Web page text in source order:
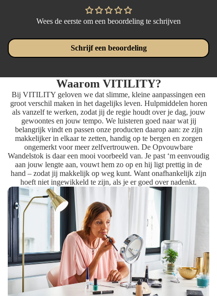
Wees de eerste om een beoordeling te schrijven
Schrijf een beoordeling
Waarom VITILITY?
Bij VITILITY geloven we dat slimme, kleine aanpassingen een
groot verschil maken in het dagelijks leven. Hulpmiddelen horen
als vanzelf te werken, zodat jij de regie houdt over je dag, jouw
gewoontes en jouw tempo. We luisteren goed naar wat jij
belangrijk vindt en passen onze producten daarop aan: ze zijn
makkelijker in elkaar te zetten, handig op te bergen en zorgen
ongemerkt voor meer zelfvertrouwen. De Opvouwbare
Wandelstok is daar een mooi voorbeeld van. Je past ‘m eenvoudig
aan jouw lengte aan, vouwt hem zo op en hij ligt prettig in de
hand – zodat jij makkelijk op weg kunt. Want onafhankelijk zijn
hoeft niet ingewikkeld te zijn, als je er goed over nadenkt.